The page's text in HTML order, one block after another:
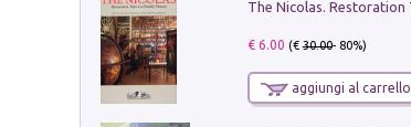
€ 6.00 (€30.00- 80%)
aggiungi al carrello